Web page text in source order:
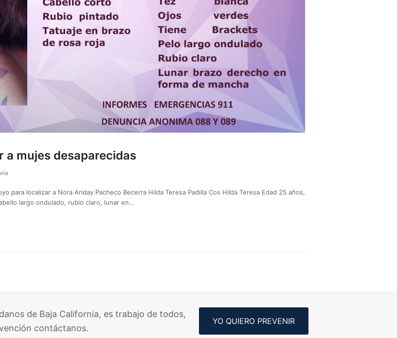
a mujes desaparecidas
para localizar a Nora Ariday Pacheco Becerra Hilda Teresa Padilla Cox Hilda Teresa Edad 25 años,
largo ondulado, rubio claro, lunar en…
de Baja California, es trabajo de todos,
contáctanos.
YO QUIERO PREVENIR